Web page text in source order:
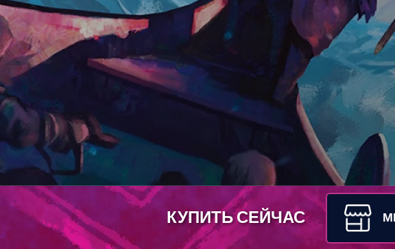
КУПИТЬ СЕЙЧАС